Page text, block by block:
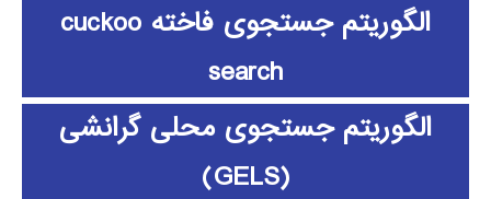
الگوریتم جستجوی فاخته cuckoo
search
الگوریتم جستجوی محلی گرانشی
(GELS)